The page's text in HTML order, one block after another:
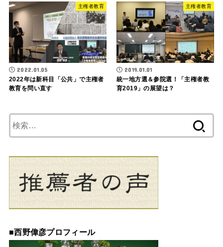
主権者教育
2022.01.05
2022年は新科目「公共」で主権者
教育を問い直す
主権者教育
2019.01.01
統一地方選＆参院選！「主権者教
育2019」の展望は？
索:
■西野偉彦プロフィール